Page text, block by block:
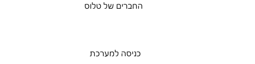
החברים של טלוס
כניסה למערכת